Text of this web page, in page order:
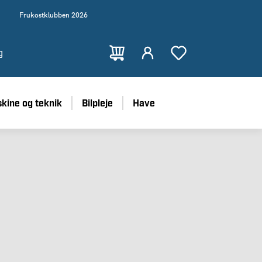
Frukostklubben 2026
og teknik Bilpleje Have